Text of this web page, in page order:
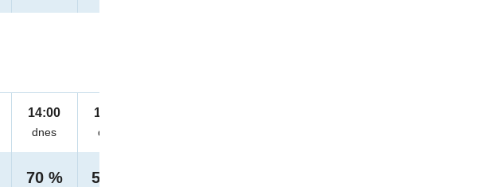
14:00
dnes
70 %
15:00
dnes
50 %